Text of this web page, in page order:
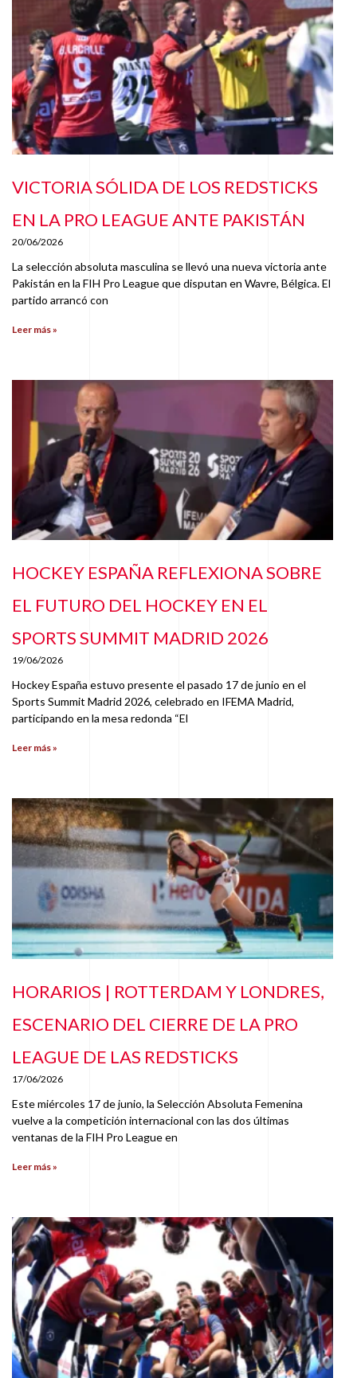
VICTORIA SÓLIDA DE LOS REDSTICKS
EN LA PRO LEAGUE ANTE PAKISTÁN
20/06/2026
La selección absoluta masculina se llevó una nueva victoria ante
Pakistán en la FIH Pro League que disputan en Wavre, Bélgica. El
partido arrancó con
Leer más »
HOCKEY ESPAÑA REFLEXIONA SOBRE
EL FUTURO DEL HOCKEY EN EL
SPORTS SUMMIT MADRID 2026
19/06/2026
Hockey España estuvo presente el pasado 17 de junio en el
Sports Summit Madrid 2026, celebrado en IFEMA Madrid,
participando en la mesa redonda “El
Leer más »
HORARIOS | ROTTERDAM Y LONDRES,
ESCENARIO DEL CIERRE DE LA PRO
LEAGUE DE LAS REDSTICKS
17/06/2026
Este miércoles 17 de junio, la Selección Absoluta Femenina
vuelve a la competición internacional con las dos últimas
ventanas de la FIH Pro League en
Leer más »